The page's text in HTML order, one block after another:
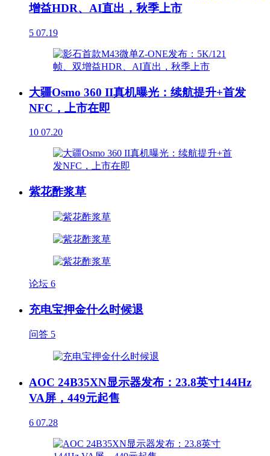
增益HDR、AI直出，秋季上市
5 07.19
大疆Osmo 360 II真机曝光：续航提升+首发
NFC，上市在即
10 07.20
紫花酢浆草
论坛 6
充电宝押金什么时候退
问答 5
AOC 24B35XN显示器发布：23.8英寸144Hz
VA屏，449元起售
6 07.28